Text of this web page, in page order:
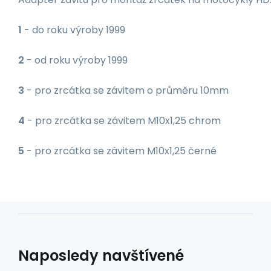
1 - do roku výroby 1999
2 - od roku výroby 1999
3 - pro zrcátka se závitem o průměru 10mm
4 - pro zrcátka se závitem M10x1,25 chrom
5 - pro zrcátka se závitem M10x1,25 černé
Naposledy navštívené